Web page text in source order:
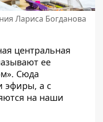
Лариса Богданова
центральная
ее
Сюда
эфиры, а с
на наши